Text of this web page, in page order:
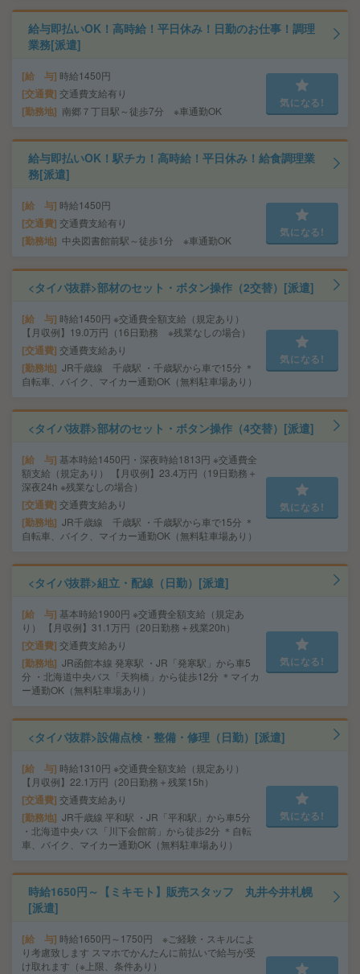
給与即払いOK！高時給！平日休み！日勤のお仕事！調理
業務[派遣]
給 与 時給1450円
交通費 交通費支給有り
勤務地 南郷７丁目駅～徒歩7分 ※車通勤OK
気になる!
給与即払いOK！駅チカ！高時給！平日休み！給食調理業
務[派遣]
給 与 時給1450円
交通費 交通費支給有り
勤務地 中央図書館前駅～徒歩1分 ※車通勤OK
気になる!
<タイパ抜群>部材のセット・ボタン操作（2交替）[派遣]
給 与 時給1450円 ※交通費全額支給（規定あり）
【月収例】19.0万円（16日勤務 ※残業なしの場合）
交通費 交通費支給あり
勤務地 JR千歳線 千歳駅 ・千歳駅から車で15分 ＊
自転車、バイク、マイカー通勤OK（無料駐車場あり）
気になる!
<タイパ抜群>部材のセット・ボタン操作（4交替）[派遣]
給 与 基本時給1450円・深夜時給1813円 ※交通費全
額支給（規定あり） 【月収例】23.4万円（19日勤務＋
深夜24h ※残業なしの場合）
交通費 交通費支給あり
勤務地 JR千歳線 千歳駅 ・千歳駅から車で15分 ＊
自転車、バイク、マイカー通勤OK（無料駐車場あり）
気になる!
<タイパ抜群>組立・配線（日勤）[派遣]
給 与 基本時給1900円 ※交通費全額支給（規定あ
り） 【月収例】31.1万円（20日勤務＋残業20h）
交通費 交通費支給あり
勤務地 JR函館本線 発寒駅 ・JR「発寒駅」から車5
分 ・北海道中央バス「天狗橋」から徒歩12分 ＊マイカ
ー通勤OK（無料駐車場あり）
気になる!
<タイパ抜群>設備点検・整備・修理（日勤）[派遣]
給 与 時給1310円 ※交通費全額支給（規定あり）
【月収例】22.1万円（20日勤務＋残業15h）
交通費 交通費支給あり
勤務地 JR千歳線 平和駅 ・JR「平和駅」から車5分
・北海道中央バス「川下会館前」から徒歩2分 ＊自転
車、バイク、マイカー通勤OK（無料駐車場あり）
気になる!
時給1650円～【ミキモト】販売スタッフ 丸井今井札幌
[派遣]
給 与 時給1650円～1750円 ※ご経験・スキルによ
り考慮致します スマホでかんたんに前払いで給与が受
け取れます（※上限、条件あり）